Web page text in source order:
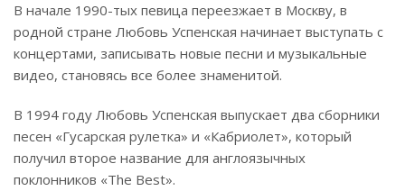
В начале 1990-тых певица переезжает в Москву, в
родной стране Любовь Успенская начинает выступать с
концертами, записывать новые песни и музыкальные
видео, становясь все более знаменитой.
В 1994 году Любовь Успенская выпускает два сборники
песен «Гусарская рулетка» и «Кабриолет», который
получил второе название для англоязычных
поклонников «The Best».